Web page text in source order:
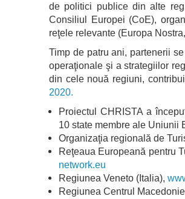
de politici publice din alte
Consiliul Europei (CoE),
reţele relevante (Europa
Timp de patru ani, partenerii
operaţionale şi a strategiilor
din cele nouă regiuni,
2020.
Proiectul CHRISTA a
10 state membre ale Uniunii
Organizaţia regională de
Reţeaua Europeană pentru
network.eu
Regiunea Veneto (Italia),
Regiunea Centrul